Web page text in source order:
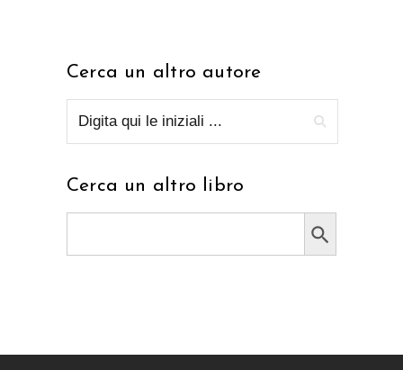
Cerca un altro autore
Cerca un altro libro
Search Button